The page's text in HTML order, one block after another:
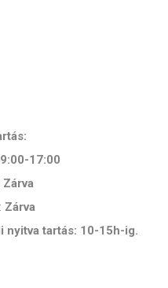
9:00-17:00
Zárva
Zárva
nyitva tartás: 10-15h-ig.